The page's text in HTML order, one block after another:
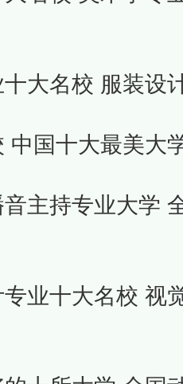
大名校 服装设
中国十大最美大
主持专业大学
业十大名校 视